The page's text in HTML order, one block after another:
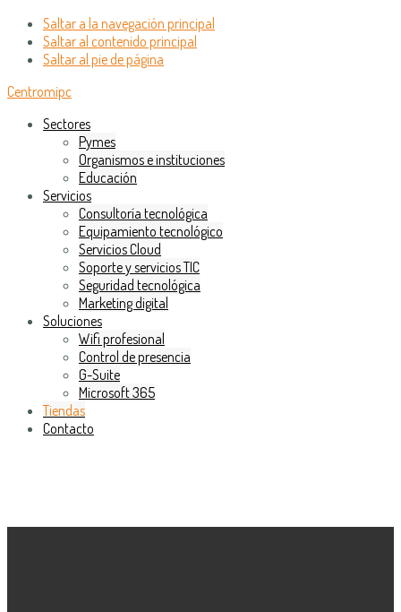
Saltar a la navegación principal
Saltar al contenido principal
Saltar al pie de página
Centromipc
Sectores
Pymes
Organismos e instituciones
Educación
Servicios
Consultoría tecnológica
Equipamiento tecnológico
Servicios Cloud
Soporte y servicios TIC
Seguridad tecnológica
Marketing digital
Soluciones
Wifi profesional
Control de presencia
G-Suite
Microsoft 365
Tiendas
Contacto